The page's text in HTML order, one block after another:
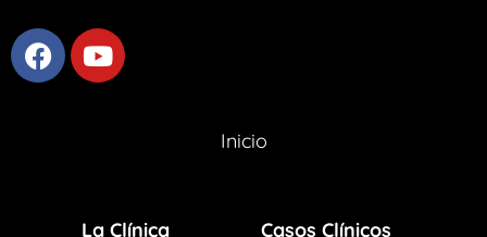
Inicio
La Clínica
Casos Clínicos